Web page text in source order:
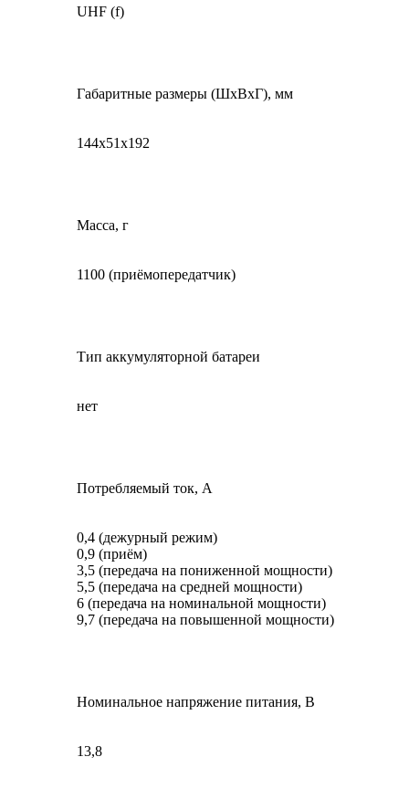
UHF (f)
Габаритные размеры (ШхВхГ), мм
144x51x192
Масса, г
1100 (приёмопередатчик)
Тип аккумуляторной батареи
нет
Потребляемый ток, А
0,4 (дежурный режим)
0,9 (приём)
3,5 (передача на пониженной мощности)
5,5 (передача на средней мощности)
6 (передача на номинальной мощности)
9,7 (передача на повышенной мощности)
Номинальное напряжение питания, В
13,8